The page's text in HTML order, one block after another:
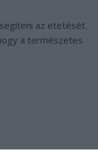
az etetését.
a természetes